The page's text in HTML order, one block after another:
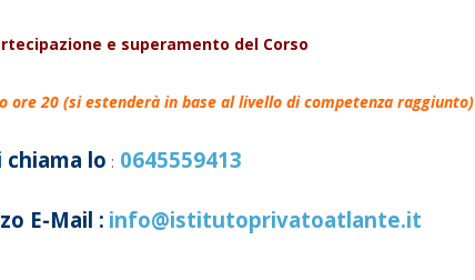
e superamento del Corso
ore 20 (si estenderà in base al livello di competenza raggiunto)
lo : 0645559413
E-Mail : info@istitutoprivatoatlante.it